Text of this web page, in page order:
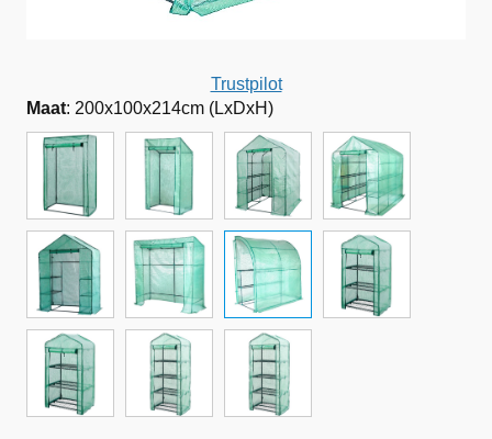
Trustpilot
Maat: 200x100x214cm (LxDxH)